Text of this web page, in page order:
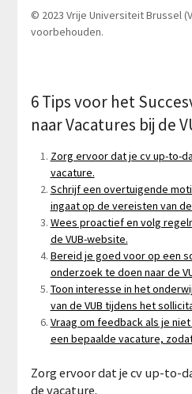
© 2023 Vrije Universiteit Brussel
voorbehouden.
6 Tips voor het
naar Vacatures bij de
Zorg ervoor dat je cv up-to-
vacature.
Schrijf een overtuigende
ingaat op de vereisten van
Wees proactief en volg
de VUB-website.
Bereid je goed voor op een
onderzoek te doen naar de
Toon interesse in het
van de VUB tijdens het
Vraag om feedback als je
een bepaalde vacature,
Zorg ervoor dat je cv up-to-
de vacature.